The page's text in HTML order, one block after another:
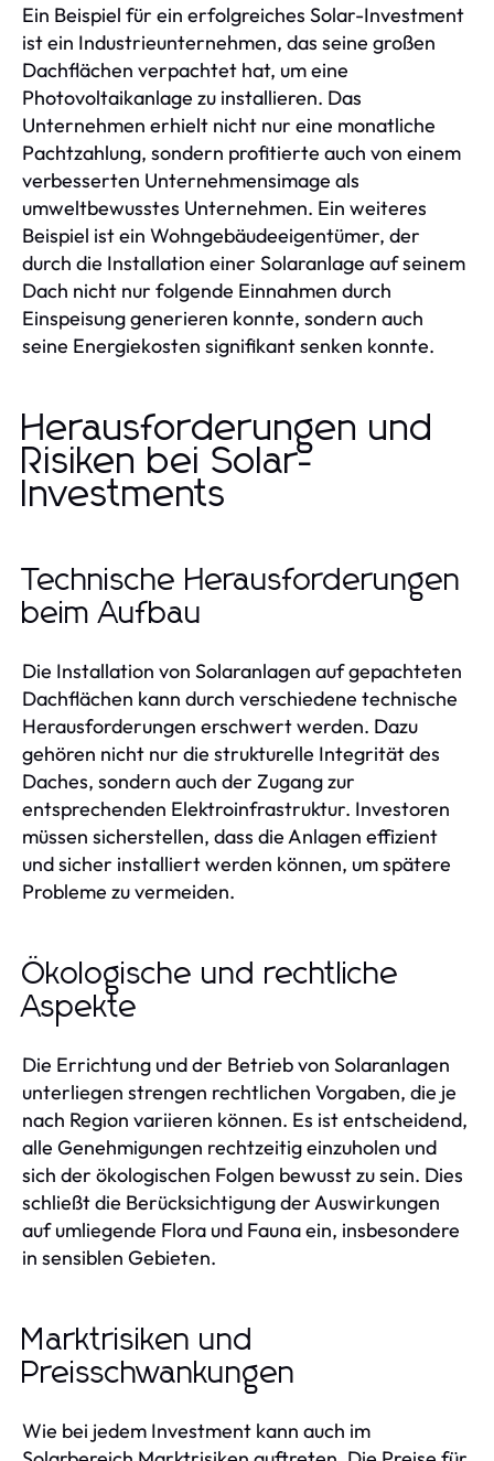
Ein Beispiel für ein erfolgreiches Solar-Investment
ist ein Industrieunternehmen, das seine großen
Dachflächen verpachtet hat, um eine
Photovoltaikanlage zu installieren. Das
Unternehmen erhielt nicht nur eine monatliche
Pachtzahlung, sondern profitierte auch von einem
verbesserten Unternehmensimage als
umweltbewusstes Unternehmen. Ein weiteres
Beispiel ist ein Wohngebäudeeigentümer, der
durch die Installation einer Solaranlage auf seinem
Dach nicht nur folgende Einnahmen durch
Einspeisung generieren konnte, sondern auch
seine Energiekosten signifikant senken konnte.
Herausforderungen und
Risiken bei Solar-
Investments
Technische Herausforderungen
beim Aufbau
Die Installation von Solaranlagen auf gepachteten
Dachflächen kann durch verschiedene technische
Herausforderungen erschwert werden. Dazu
gehören nicht nur die strukturelle Integrität des
Daches, sondern auch der Zugang zur
entsprechenden Elektroinfrastruktur. Investoren
müssen sicherstellen, dass die Anlagen effizient
und sicher installiert werden können, um spätere
Probleme zu vermeiden.
Ökologische und rechtliche
Aspekte
Die Errichtung und der Betrieb von Solaranlagen
unterliegen strengen rechtlichen Vorgaben, die je
nach Region variieren können. Es ist entscheidend,
alle Genehmigungen rechtzeitig einzuholen und
sich der ökologischen Folgen bewusst zu sein. Dies
schließt die Berücksichtigung der Auswirkungen
auf umliegende Flora und Fauna ein, insbesondere
in sensiblen Gebieten.
Marktrisiken und
Preisschwankungen
Wie bei jedem Investment kann auch im